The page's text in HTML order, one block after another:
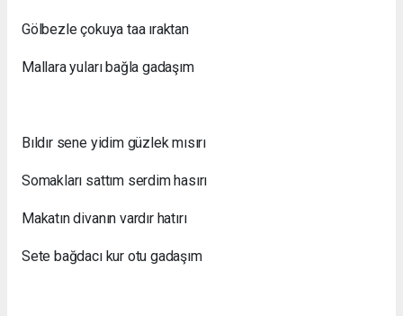
Gölbezle çokuya taa ıraktan
Mallara yuları bağla gadaşım
Bıldır sene yidim güzlek mısırı
Somakları sattım serdim hasırı
Makatın divanın vardır hatırı
Sete bağdacı kur otu gadaşım